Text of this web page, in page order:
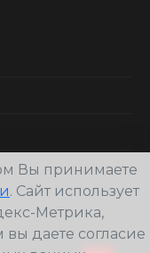
Вы принимаете
. Сайт использует
Метрика,
вы даете согласие